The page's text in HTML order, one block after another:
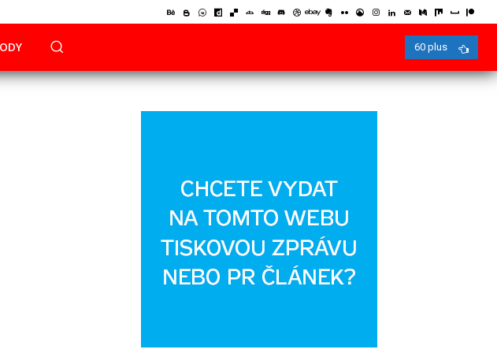
60 plus